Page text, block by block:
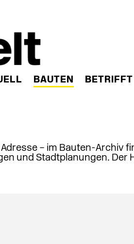
BAUTEN BETRIFFT
– im Bauten-Archiv
und Stadtplanungen. Der